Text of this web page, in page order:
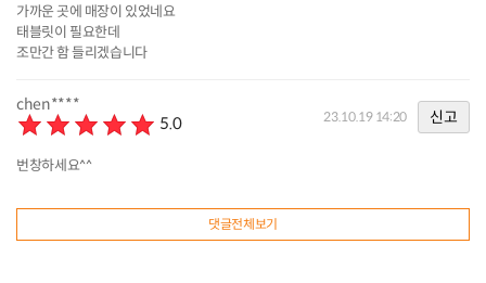
가까운 곳에 매장이 있었네요
태블릿이 필요한데
조만간 함 들리겠습니다
chen****
5.0
23.10.19 14:20 신고
번창하세요^^
댓글전체보기